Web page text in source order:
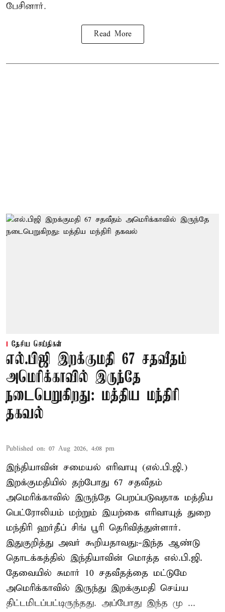
பேசினார்.
Read More
தேசிய செய்திகள்
எல்.பிஜி இறக்குமதி 67 சதவீதம்
அமெரிக்காவில் இருந்தே
நடைபெறுகிறது: மத்திய மந்திரி
தகவல்
Published on: 07 Aug 2026, 4:08 pm
இந்தியாவின் சமையல் எரிவாயு (எல்.பி.ஜி.)
இறக்குமதியில் தற்போது 67 சதவீதம்
அமெரிக்காவில் இருந்தே பெறப்படுவதாக மத்திய
பெட்ரோலியம் மற்றும் இயற்கை எரிவாயுத் துறை
மந்திரி ஹர்தீப் சிங் பூரி தெரிவித்துள்ளார்.
இதுகுறித்து அவர் கூறியதாவது:-இந்த ஆண்டு
தொடக்கத்தில் இந்தியாவின் மொத்த எல்.பி.ஜி.
தேவையில் சுமார் 10 சதவீதத்தை மட்டுமே
அமெரிக்காவில் இருந்து இறக்குமதி செய்ய
திட்டமிடப்பட்டிருந்தது. அப்போது இந்த மு ...